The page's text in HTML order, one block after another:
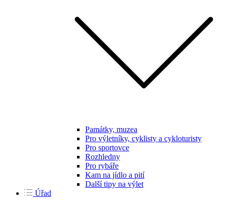
Památky, muzea
Pro výletníky, cyklisty a cykloturisty
Pro sportovce
Rozhledny
Pro rybáře
Kam na jídlo a pití
Další tipy na výlet
Úřad